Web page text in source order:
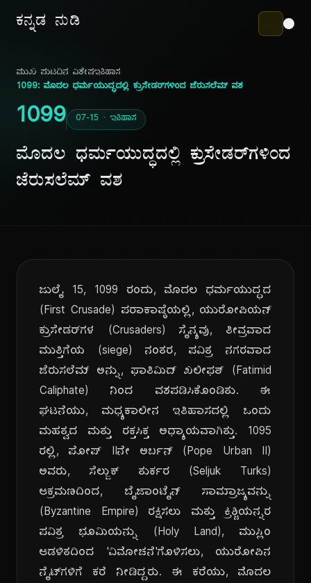
ಕನ್ನಡ ನುಡಿ
ಮುಖ ಪುಟದಿನ ವಿಶೇಷಇತಿಹಾಸ
1099: ಮೊದಲ ಧರ್ಮಯುದ್ಧದಲ್ಲಿ ಕ್ರುಸೇಡರ್‌ಗಳಿಂದ ಜೆರುಸಲೆಮ್ ವಶ
1099 07-15 · ಇತಿಹಾಸ
ಮೊದಲ ಧರ್ಮಯುದ್ಧದಲ್ಲಿ ಕ್ರುಸೇಡರ್‌ಗಳಿಂದ
ಜೆರುಸಲೆಮ್ ವಶ
ಜುಲೈ 15, 1099 ರಂದು, ಮೊದಲ ಧರ್ಮಯುದ್ಧದ
(First Crusade) ಪರಾಕಾಷ್ಠೆಯಲ್ಲಿ, ಯುರೋಪಿಯನ್
ಕ್ರುಸೇಡರ್‌ಗಳ (Crusaders) ಸೈನ್ಯವು, ತೀವ್ರವಾದ
ಮುತ್ತಿಗೆಯ (siege) ನಂತರ, ಪವಿತ್ರ ನಗರವಾದ
ಜೆರುಸಲೆಮ್ ಅನ್ನು, ಫಾತಿಮಿದ್ ಖಲೀಫತ್ (Fatimid
Caliphate) ನಿಂದ ವಶಪಡಿಸಿಕೊಂಡಿತು. ಈ
ಘಟನೆಯು, ಮಧ್ಯಕಾಲೀನ ಇತಿಹಾಸದಲ್ಲಿ ಒಂದು
ಮಹತ್ವದ ಮತ್ತು ರಕ್ತಸಿಕ್ತ ಅಧ್ಯಾಯವಾಗಿತ್ತು. 1095
ರಲ್ಲಿ, ಪೋಪ್ IIನೇ ಅರ್ಬನ್ (Pope Urban II)
ಅವರು, ಸೆಲ್ಜುಕ್ ತುರ್ಕರ (Seljuk Turks)
ಆಕ್ರಮಣದಿಂದ, ಬೈಜಾಂಟೈನ್ ಸಾಮ್ರಾಜ್ಯವನ್ನು
(Byzantine Empire) ರಕ್ಷಿಸಲು ಮತ್ತು ಕ್ರಿಶ್ಚಿಯನ್ನರ
ಪವಿತ್ರ ಭೂಮಿಯನ್ನು (Holy Land), ಮುಸ್ಲಿಂ
ಆಡಳಿತದಿಂದ 'ವಿಮೋಚನೆ'ಗೊಳಿಸಲು, ಯುರೋಪಿನ
ನೈಟ್‌ಗಳಿಗೆ ಕರೆ ನೀಡಿದ್ದರು. ಈ ಕರೆಯು, ಮೊದಲ